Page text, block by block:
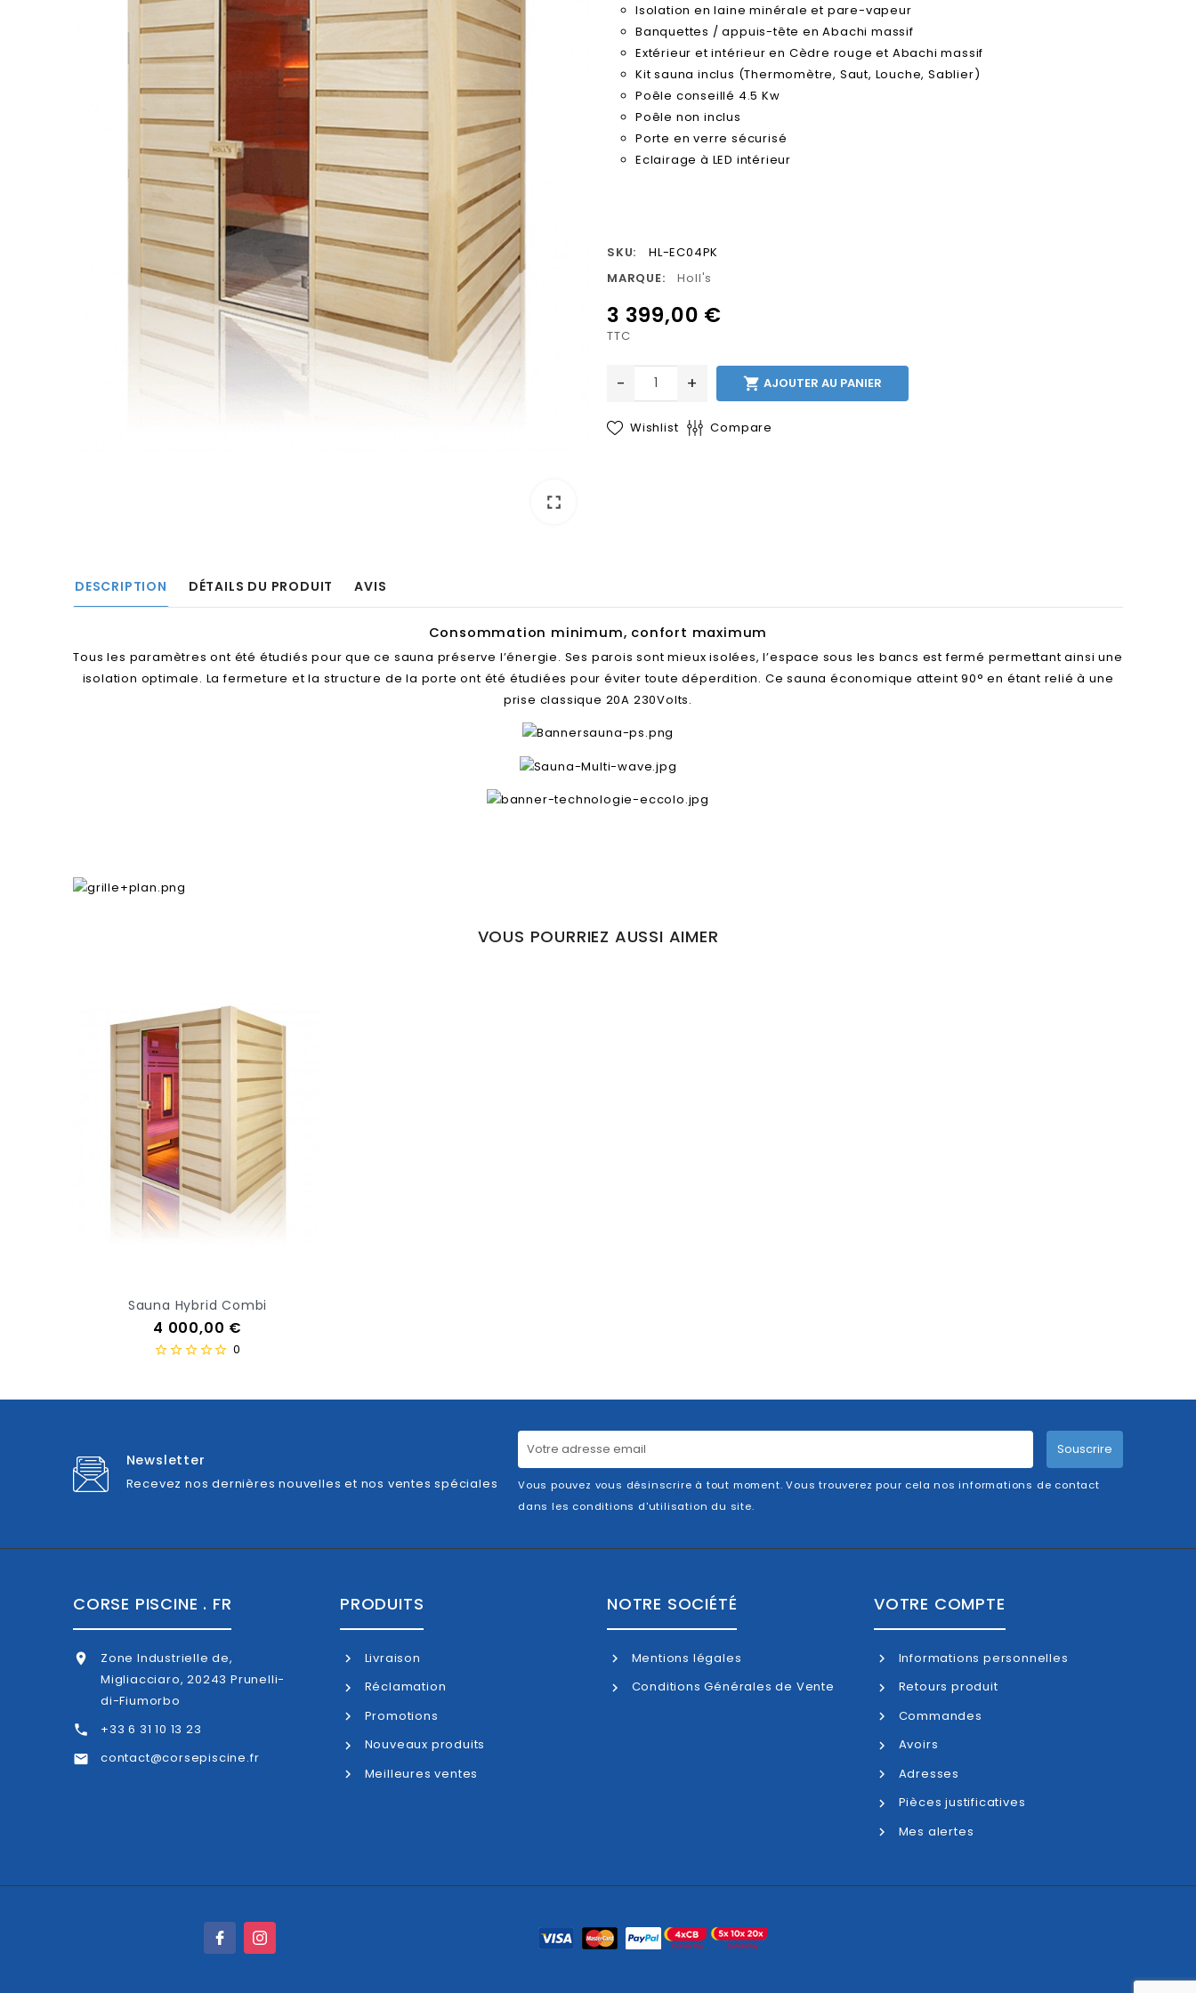
fullscreen
Isolation en laine minérale et pare-vapeur
Banquettes / appuis-tête en Abachi massif
Extérieur et intérieur en Cèdre rouge et Abachi massif
Kit sauna inclus (Thermomètre, Saut, Louche, Sablier)
Poêle conseillé 4.5 Kw
Poêle non inclus
Porte en verre sécurisé
Eclairage à LED intérieur
SKU:
HL-EC04PK
MARQUE:
Holl's
3 399,00 €
TTC
- +  AJOUTER AU PANIER
Wishlist Compare
DESCRIPTION DÉTAILS DU PRODUIT AVIS
Consommation minimum, confort maximum
Tous les paramètres ont été étudiés pour que ce sauna préserve l’énergie. Ses parois sont mieux isolées, l’espace sous les bancs est fermé permettant ainsi une
isolation optimale. La fermeture et la structure de la porte ont été étudiées pour éviter toute déperdition. Ce sauna économique atteint 90° en étant relié à une
prise classique 20A 230Volts.
VOUS POURRIEZ AUSSI AIMER
Sauna Hybrid Combi
Prix
4 000,00 €
0
Newsletter
Recevez nos dernières nouvelles et nos ventes spéciales
Souscrire
Vous pouvez vous désinscrire à tout moment. Vous trouverez pour cela nos informations de contact
dans les conditions d'utilisation du site.
CORSE PISCINE . FR
 Zone Industrielle de,
Migliacciaro, 20243 Prunelli-
di-Fiumorbo
 +33 6 31 10 13 23
 contact@corsepiscine.fr
PRODUITS
Livraison
Réclamation
Promotions
Nouveaux produits
Meilleures ventes
NOTRE SOCIÉTÉ
Mentions légales
Conditions Générales de Vente
VOTRE COMPTE
Informations personnelles
Retours produit
Commandes
Avoirs
Adresses
Pièces justificatives
Mes alertes